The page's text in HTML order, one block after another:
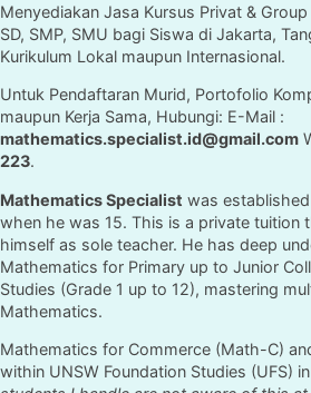
Menyediakan Jasa Kursus Privat &
SD, SMP, SMU bagi Siswa di Jakarta,
Kurikulum Lokal maupun Internasional.
Untuk Pendaftaran Murid, Portofolio
maupun Kerja Sama, Hubungi: E-Mail :
mathematics.specialist.id@gmail.com
223.
Mathematics Specialist was
when he was 15. This is a private tuition
himself as sole teacher. He has deep
Mathematics for Primary up to Junior
Studies (Grade 1 up to 12), mastering
Mathematics.
Mathematics for Commerce (Math-C)
within UNSW Foundation Studies (UFS)